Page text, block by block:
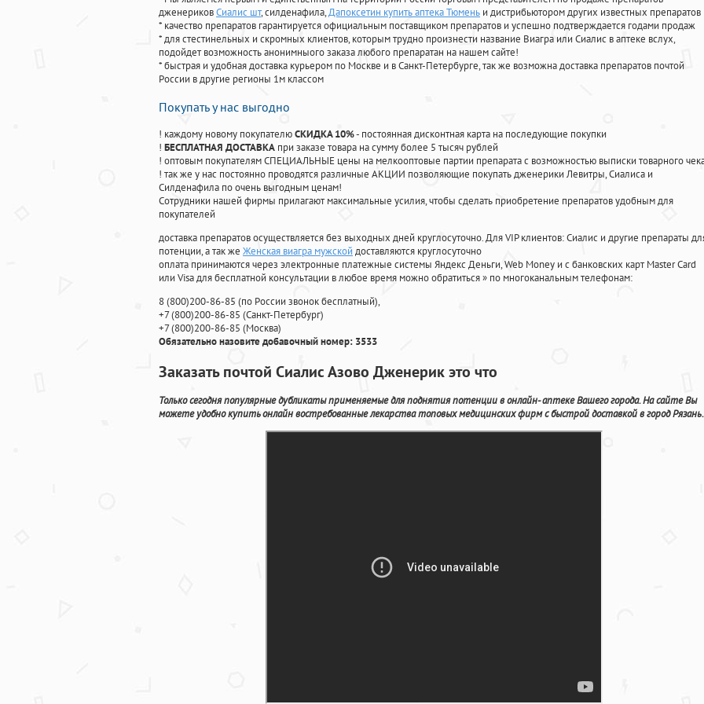
дженериковСиалис шт, силденафила,Дапоксетин купить аптека Тюмень и дистрибьютором других известных препаратов
* качество препаратов гарантируется официальным поставщиком препаратов и успешно подтверждается годами продаж
* для стестинельных и скромных клиентов, которым трудно произнести название Виагра или Сиалис в аптеке вслух,
подойдет возможность анонимныого заказа любого препаратан на нашем сайте!
* быстрая и удобная доставка курьером по Москве и в Санкт-Петербурге, так же возможна доставка препаратов почтой
России в другие регионы 1м классом
Покупать у нас выгодно
! каждому новому покупателюСКИДКА 10%- постоянная дисконтная карта на последующие покупки
! БЕСПЛАТНАЯ ДОСТАВКА при заказе товара на сумму более 5 тысяч рублей
! оптовым покупателям СПЕЦИАЛЬНЫЕ цены на мелкооптовые партии препарата с возможностью выписки товарного
! так же у нас постоянно проводятся различные АКЦИИ позволяющие покупать дженерики Левитры, Сиалиса и
Силденафила по очень выгодным ценам!
Cотрудники нашей фирмы прилагают максимальные усилия, чтобы сделать приобретение препаратов удобным для
покупателей
доставка препаратов осуществляется без выходных дней круглосуточно. Для VIP клиентов: Сиалис и другие препараты
потенции, а так же Женская виагра мужской доставляются круглосуточно
оплата принимаются через электронные платежные системы Яндекс Деньги, Web Money и с банковских карт Master Card
или Visa для бесплатной консультации в любое время можно обратиться» по многоканальным телефонам:
8(800)200-86-85 (по России звонок бесплатный),
+7(800)200-86-85 (Санкт-Петербург)
+7(800)200-86-85 (Москва)
Обязательно назовите добавочный номер: 3533
Заказать почтой Сиалис Азово Дженерик это что
Только сегодня популярные дубликаты применяемые для поднятия потенции в онлайн- аптеке Вашего города. На сайте Вы
можете удобно купить онлайн востребованные лекарства топовых медицинских фирм с быстрой доставкой в город Рязань.